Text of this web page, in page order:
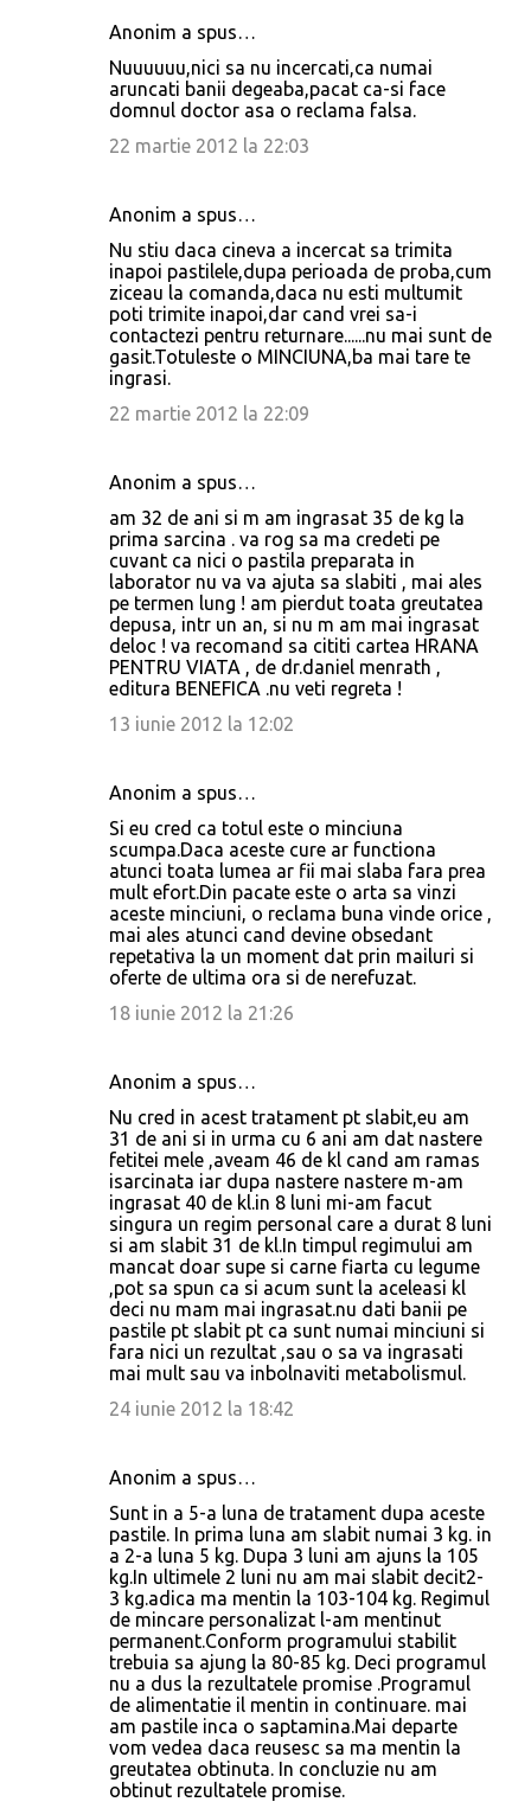
Anonim a spus…
Nuuuuuu,nici sa nu incercati,ca numai
aruncati banii degeaba,pacat ca-si face
domnul doctor asa o reclama falsa.
22 martie 2012 la 22:03
Anonim a spus…
Nu stiu daca cineva a incercat sa trimita
inapoi pastilele,dupa perioada de proba,cum
ziceau la comanda,daca nu esti multumit
poti trimite inapoi,dar cand vrei sa-i
contactezi pentru returnare......nu mai sunt de
gasit.Totuleste o MINCIUNA,ba mai tare te
ingrasi.
22 martie 2012 la 22:09
Anonim a spus…
am 32 de ani si m am ingrasat 35 de kg la
prima sarcina . va rog sa ma credeti pe
cuvant ca nici o pastila preparata in
laborator nu va va ajuta sa slabiti , mai ales
pe termen lung ! am pierdut toata greutatea
depusa, intr un an, si nu m am mai ingrasat
deloc ! va recomand sa cititi cartea HRANA
PENTRU VIATA , de dr.daniel menrath ,
editura BENEFICA .nu veti regreta !
13 iunie 2012 la 12:02
Anonim a spus…
Si eu cred ca totul este o minciuna
scumpa.Daca aceste cure ar functiona
atunci toata lumea ar fii mai slaba fara prea
mult efort.Din pacate este o arta sa vinzi
aceste minciuni, o reclama buna vinde orice ,
mai ales atunci cand devine obsedant
repetativa la un moment dat prin mailuri si
oferte de ultima ora si de nerefuzat.
18 iunie 2012 la 21:26
Anonim a spus…
Nu cred in acest tratament pt slabit,eu am
31 de ani si in urma cu 6 ani am dat nastere
fetitei mele ,aveam 46 de kl cand am ramas
isarcinata iar dupa nastere nastere m-am
ingrasat 40 de kl.in 8 luni mi-am facut
singura un regim personal care a durat 8 luni
si am slabit 31 de kl.In timpul regimului am
mancat doar supe si carne fiarta cu legume
,pot sa spun ca si acum sunt la aceleasi kl
deci nu mam mai ingrasat.nu dati banii pe
pastile pt slabit pt ca sunt numai minciuni si
fara nici un rezultat ,sau o sa va ingrasati
mai mult sau va inbolnaviti metabolismul.
24 iunie 2012 la 18:42
Anonim a spus…
Sunt in a 5-a luna de tratament dupa aceste
pastile. In prima luna am slabit numai 3 kg. in
a 2-a luna 5 kg. Dupa 3 luni am ajuns la 105
kg.In ultimele 2 luni nu am mai slabit decit2-
3 kg.adica ma mentin la 103-104 kg. Regimul
de mincare personalizat l-am mentinut
permanent.Conform programului stabilit
trebuia sa ajung la 80-85 kg. Deci programul
nu a dus la rezultatele promise .Programul
de alimentatie il mentin in continuare. mai
am pastile inca o saptamina.Mai departe
vom vedea daca reusesc sa ma mentin la
greutatea obtinuta. In concluzie nu am
obtinut rezultatele promise.